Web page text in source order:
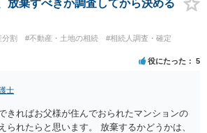
放棄すべきか調査してから決める
分割 #不動産・土地の相続
#相続人調査・確定
役にたった 5
士
きればお父様が住んでおられたマンションの
られたらと思います。 放棄するかどうかは、